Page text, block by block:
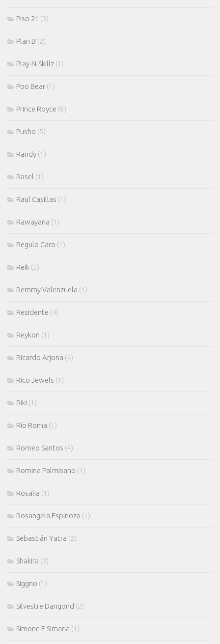
Piso 21 (3)
Plan B (2)
Play-N-Skillz (1)
Poo Bear (1)
Prince Royce (8)
Pusho (5)
Randy (1)
Rasel (1)
Raul Casillas (1)
Rawayana (1)
Regulo Caro (1)
Reik (2)
Remmy Valenzuela (1)
Residente (4)
Reykon (1)
Ricardo Arjona (4)
Rico Jewels (1)
Riki (1)
Río Roma (1)
Romeo Santos (4)
Romina Palmisano (1)
Rosalia (1)
Rosangela Espinoza (1)
Sebastián Yatra (2)
Shakira (3)
Siggno (1)
Silvestre Dangond (2)
Simone E Simaria (1)